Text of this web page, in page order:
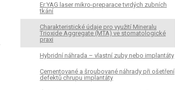
Er:YAG laser mikro-preparace tvrdých zubních
tkání
Charakteristické údaje pro využití Mineralu
Trioxide Aggregate (MTA) ve stomatologické
praxi
Hybridní náhrada – vlastní zuby nebo implantáty
Cementované a šroubované náhrady při ošetření
defektů chrupu implantáty